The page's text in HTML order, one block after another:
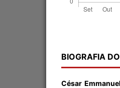
BIOGRAFIA
César